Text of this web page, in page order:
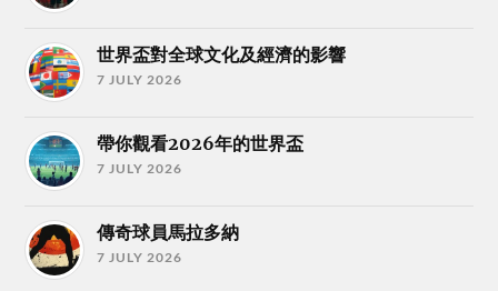
世界盃對全球文化及經濟的影響
7 JULY 2026
帶你觀看2026年的世界盃
7 JULY 2026
傳奇球員馬拉多納
7 JULY 2026